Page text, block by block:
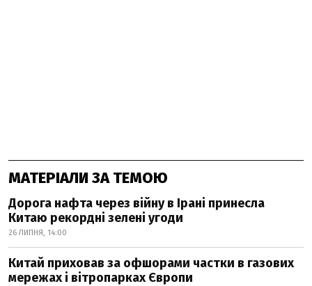
МАТЕРІАЛИ ЗА ТЕМОЮ
Дорога нафта через війну в Ірані принесла
Китаю рекордні зелені угоди
26 ЛИПНЯ, 14:00
Китай приховав за офшорами частки в газових
мережах і вітропарках Європи